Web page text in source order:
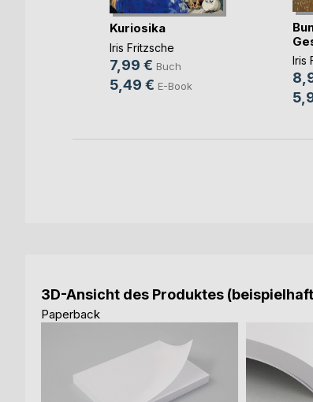
Kuriosika
Iris Fritzsche
7,99 € Buch
5,49 € E-Book
Iris
3D-Ansicht des Produktes
Paperback